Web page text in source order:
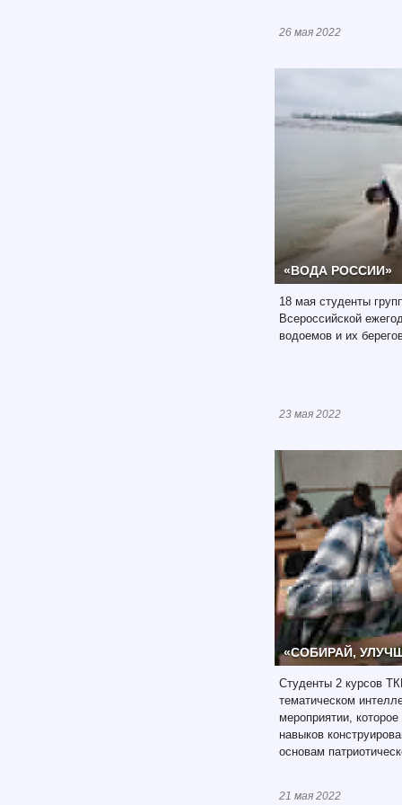
26 мая 2022
«ВОДА РОССИИ»
18 мая студенты
Всероссийской
водоемов и их
23 мая 2022
«СОБИРАЙ,
Студенты 2 курсов
тематическом
мероприятии,
навыков
основам
21 мая 2022